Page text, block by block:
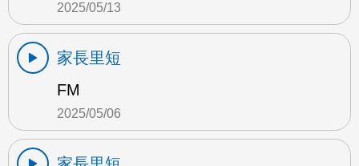
2025/05/13
家長里短
FM
2025/05/06